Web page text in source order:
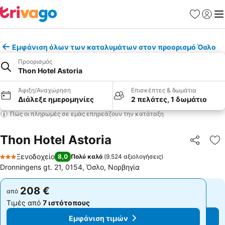
Εμφάνιση όλων των καταλυμάτων στον προορισμό Όσλο
Προορισμός
Thon Hotel Astoria
Άφιξη/Αναχώρηση
Διάλεξε ημερομηνίες
Επισκέπτες & δωμάτια
2 πελάτες, 1 δωμάτιο
Πώς οι πληρωμές σε εμάς επηρεάζουν την κατάταξη
Thon Hotel Astoria
3 Αστέρια
Ξενοδοχείο 8,0 Πολύ καλό (9.524 αξιολογήσεις)
Dronningens gt. 21, 0154, Όσλο, Νορβηγία
από 208 €
Τιμές από 7 ιστότοπους
Εμφάνιση τιμών
από 208 €
Τιμές από 7 ιστότοπους
Εμφάνιση τιμών